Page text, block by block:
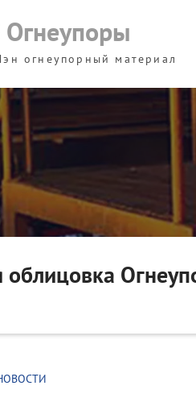
огнеупорный материал
облицовка